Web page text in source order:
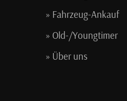
Fahrzeug-Ankauf
Old-/Youngtimer
Über uns